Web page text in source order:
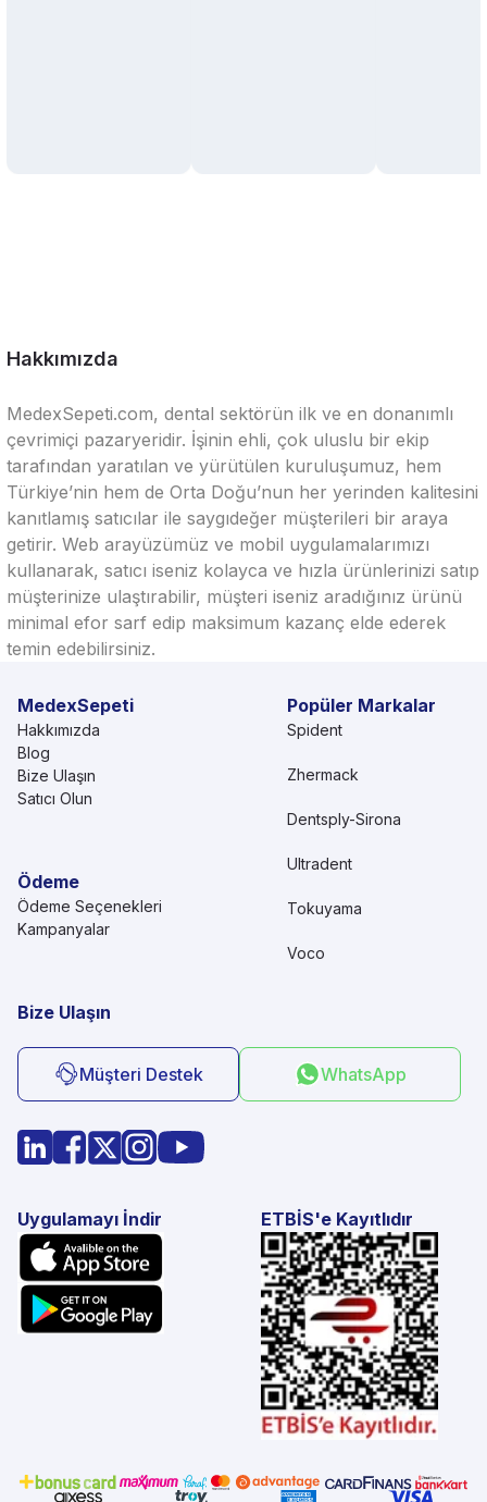
Hakkımızda
MedexSepeti.com, dental sektörün ilk ve en donanımlı
çevrimiçi pazaryeridir. İşinin ehli, çok uluslu bir ekip
tarafından yaratılan ve yürütülen kuruluşumuz, hem
Türkiye’nin hem de Orta Doğu’nun her yerinden kalitesini
kanıtlamış satıcılar ile saygıdeğer müşterileri bir araya
getirir. Web arayüzümüz ve mobil uygulamalarımızı
kullanarak, satıcı iseniz kolayca ve hızla ürünlerinizi satıp
müşterinize ulaştırabilir, müşteri iseniz aradığınız ürünü
minimal efor sarf edip maksimum kazanç elde ederek
temin edebilirsiniz.
MedexSepeti
Hakkımızda
Blog
Bize Ulaşın
Satıcı Olun
Ödeme
Ödeme Seçenekleri
Kampanyalar
Popüler Markalar
Spident
Zhermack
Dentsply-Sirona
Ultradent
Tokuyama
Voco
Bize Ulaşın
Müşteri Destek WhatsApp
Uygulamayı İndir ETBİS'e Kayıtlıdır